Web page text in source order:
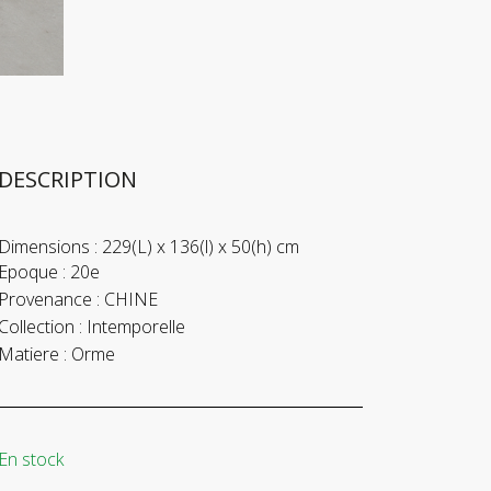
: 229(L) x 136(l) x 50(h) cm
: 20e
: CHINE
: Intemporelle
: Orme
stock